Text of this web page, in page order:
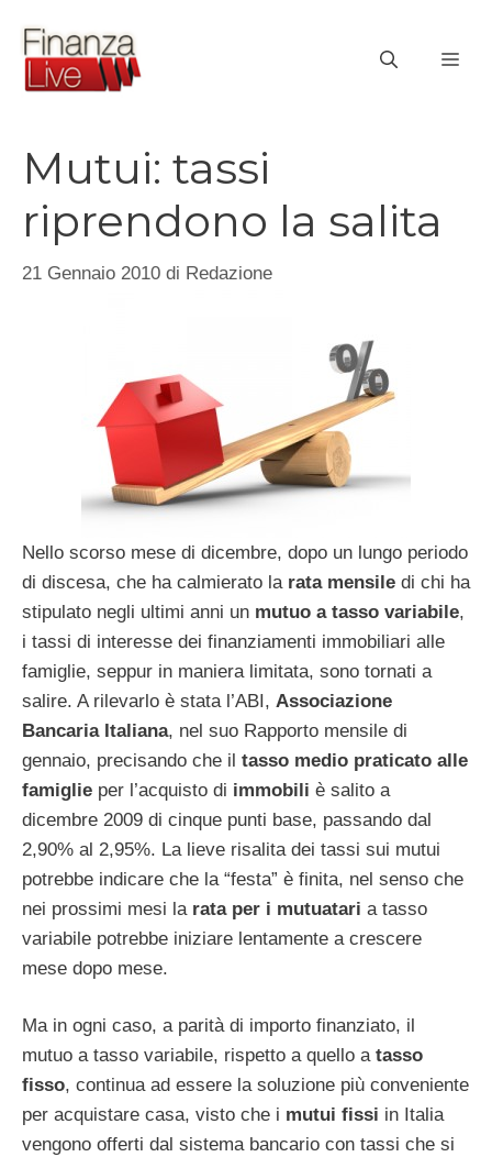
contenuto
Mutui: tassi
riprendono la salita
21 Gennaio 2010 di Redazione
Nello scorso mese di dicembre, dopo un lungo periodo
di discesa, che ha calmierato la rata mensile di chi ha
stipulato negli ultimi anni un mutuo a tasso variabile,
i tassi di interesse dei finanziamenti immobiliari alle
famiglie, seppur in maniera limitata, sono tornati a
salire. A rilevarlo è stata l’ABI, Associazione
Bancaria Italiana, nel suo Rapporto mensile di
gennaio, precisando che il tasso medio praticato alle
famiglie per l’acquisto di immobili è salito a
dicembre 2009 di cinque punti base, passando dal
2,90% al 2,95%. La lieve risalita dei tassi sui mutui
potrebbe indicare che la “festa” è finita, nel senso che
nei prossimi mesi la rata per i mutuatari a tasso
variabile potrebbe iniziare lentamente a crescere
mese dopo mese.
Ma in ogni caso, a parità di importo finanziato, il
mutuo a tasso variabile, rispetto a quello a tasso
fisso, continua ad essere la soluzione più conveniente
per acquistare casa, visto che i mutui fissi in Italia
vengono offerti dal sistema bancario con tassi che si